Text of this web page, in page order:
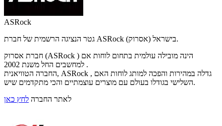
ASRock
גטר הנציגה הרשמית של חברת ASRock (אסרוק) בישראל.
חברת אסרוק (ASRock ) הינה מובילה עולמית בתחום לוחות אם
למחשבים החל משנת 2002 .
החברה הטוויאנית, ASRock , גדלה במהירות והפכה למותג לוחות האם
השלישי בגודלו בעולם עם מוצרים עוצמתיים והכי מתקדמים שיש.
לאתר החברה לחץ כאן